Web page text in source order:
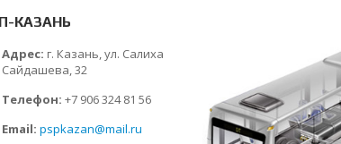
КАЗАНЬ
Адрес: г. Казань, ул. Салиха
Сайдашева, 32
Телефон: +7 906 324 81 56
Email: pspkazan@mail.ru